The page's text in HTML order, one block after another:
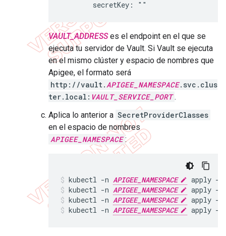
VAULT_ADDRESSes el endpoint en el que se
ejecuta tu servidor de Vault. Si Vault se ejecuta
en el mismo clúster y espacio de nombres que
Apigee, el formato será
http://vault.APIGEE_NAMESPACE.svc.clus
ter.local: VAULT_SERVICE_PORT .
Aplica lo anterior a SecretProviderClasses
en el espacio de nombres
APIGEE_NAMESPACE :
kubectl -n APIGEE_NAMESPACE
apply -f
kubectl -n APIGEE_NAMESPACE
apply -f
kubectl -n APIGEE_NAMESPACE
apply -f
kubectl -n APIGEE_NAMESPACE apply -f